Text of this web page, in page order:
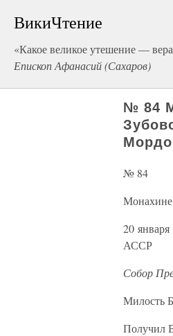
ВикиЧтение
«Какое великое утешение —
Епископ Афанасий (Сахаров)
№ 84
№ 84
Монахине
20
АССР
Собор
Милость
Получил